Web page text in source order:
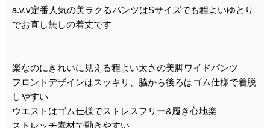
a.v.v定番人気の美ラクるパンツはSサイズでも程よいゆとり
でお直し無しの着丈です
楽なのにきれいに見える程よい太さの美脚ワイドパンツ
フロントデザインはスッキリ、脇から後ろはゴム仕様で着脱
しやすい
ウエストはゴム仕様でストレスフリー&履き心地楽
ストレッチ素材で動きやすい